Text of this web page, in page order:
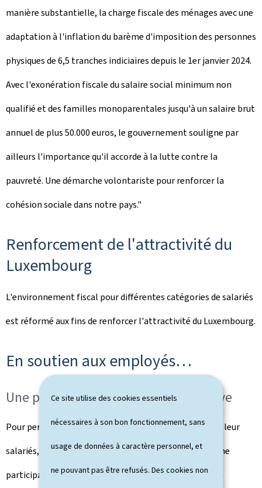
Ce site utilise des cookies essentiels
nécessaires à son bon fonctionnement, sans
usage de données à caractère personnel, et
ne pouvant pas être refusés. Des cookies non
manière substantielle, la charge fiscale des ménages avec une
adaptation à l'inflation du barème d'imposition des personnes
physiques de 6,5 tranches indiciaires depuis le 1er janvier 2024.
Avec l'exonération fiscale du salaire social minimum non
qualifié et des familles monoparentales jusqu'à un salaire brut
annuel de plus 50.000 euros, le gouvernement souligne par
ailleurs l'importance qu'il accorde à la lutte contre la
pauvreté. Une démarche volontariste pour renforcer la
cohésion sociale dans notre pays."
Renforcement de l'attractivité du
Luxembourg
L'environnement fiscal pour différentes catégories de salariés
est réformé aux fins de renforcer l'attractivité du Luxembourg.
En soutien aux employés…
Une prime participative plus attractive
Pour permettre aux entreprises de fidéliser davantage leur
salariés, les conditions pour pouvoir profiter de la prime
participative ont été revues avec une augmentation du